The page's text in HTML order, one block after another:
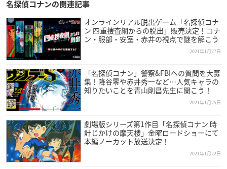
【価格】
1個600円、BOX4,800円(税抜)
【主な取扱店】
ECサイト「キャラアニ.com」ほか、アニメ・ホビー系関連シ
ョップ他にて予約受付中
名探偵コナン 寝そべりもっちりぬいぐるみ
▼ご購入はこちら
キャラアニ.com（江戸川コナン）
キャラアニ.com（赤井秀
一）
名探偵コナンの関連記事
オンラインリアル脱出ゲーム「名探偵コナ
ン 四重捜査網からの脱出」販売決定！コナ
ン・服部・安室・赤井の視点で謎を解こう
2021年1月27日
「名探偵コナン」警察&FBIへの質問を大募
集！降谷零や赤井秀一など…人気キャラの
知りたいことを青山剛昌先生に聞こう！
2021年1月25日
劇場版シリーズ第1作目「名探偵コナン 時
計じかけの摩天楼」金曜ロードショーにて
本編ノーカット放送決定！
2021年1月22日